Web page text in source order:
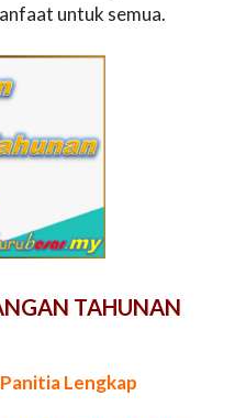
untuk semua.
TAHUNAN
Lengkap